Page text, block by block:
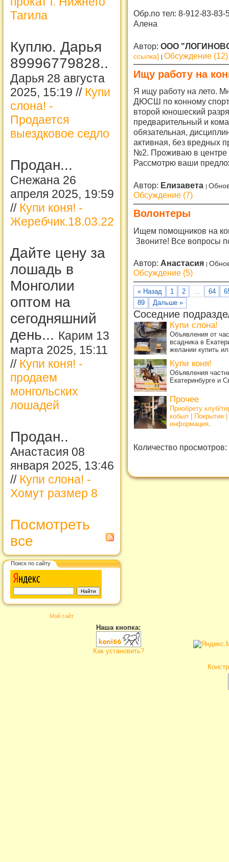
Тагила
Куплю. Дарья
89996779828..
Дарья 28 августа
2025, 15:19 // Купи
слона! -
Продается
выездковое седло
Продан...
Снежана 26
апреля 2025, 19:59
// Купи коня! -
Жеребчик.18.03.22
Дайте цену за
лошадь в
Монголии
оптом на
сегодняшний
день... Карим 13
марта 2025, 15:11
// Купи коня! -
продаем
монгольских
лошадей
Продан..
Анастасия 08
января 2025, 13:46
// Купи слона! -
Хомут размер 8
Посмотреть
все
Поиск по сайту
Мой сайт
Обр.по тел: 8-912-83-
Алена
Автор: ООО
ссылка] Обсуждение (12)
Ищу работу на
Я ищу работу на лето.
ДЮСШ по конному
второй юношеский
предварительный и
обязательная,
активная, без вредных
№2. Проживаю в центре
Рассмотрю ваши
Автор: Елизавета
Обсуждение (7)
Волонтеры
Ищем помощников на
Звоните! Все вопросы
Автор: Анастасия
Обсуждение (5)
« Назад 1 2 … 64
89
Дальше »
Соседние
Купи слона!
Объявления от
всадника в
желании купить
Купи коня!
Объявления
Екатеринбурге и
Прочее
Приобрету клуб/
кобыл | Покрытие
информация
Количество просмотров:
Наша кнопка:
Как установить?